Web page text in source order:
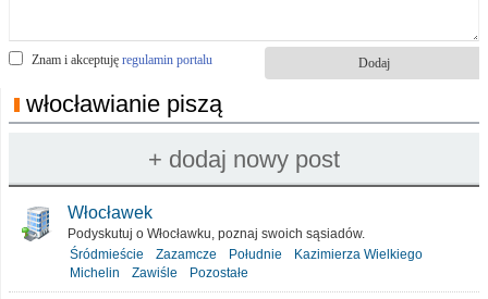
Znam i akceptuję regulamin portalu
włocławianie piszą
Włocławek
Podyskutuj o Włocławku, poznaj swoich sąsiadów.
Śródmieście
Zazamcze Południe
Kazimierza Wielkiego
Michelin
Zawiśle Pozostałe